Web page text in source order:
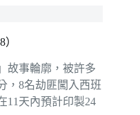
故事輪廓，被許多
，8名劫匪闖入西班
11天內預計印製24